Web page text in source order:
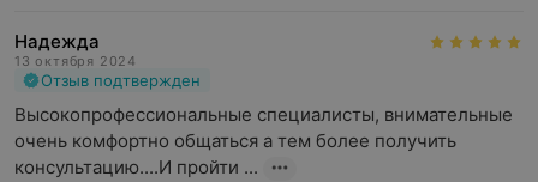
Надежда
13 октября 2024
Отзыв подтвержден
Высокопрофессиональные специалисты, внимательные
очень комфортно общаться а тем более получить
консультацию....И пройти ...